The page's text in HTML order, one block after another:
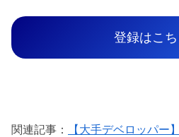
登録はこち
関連記事：
【大手デベロッパー